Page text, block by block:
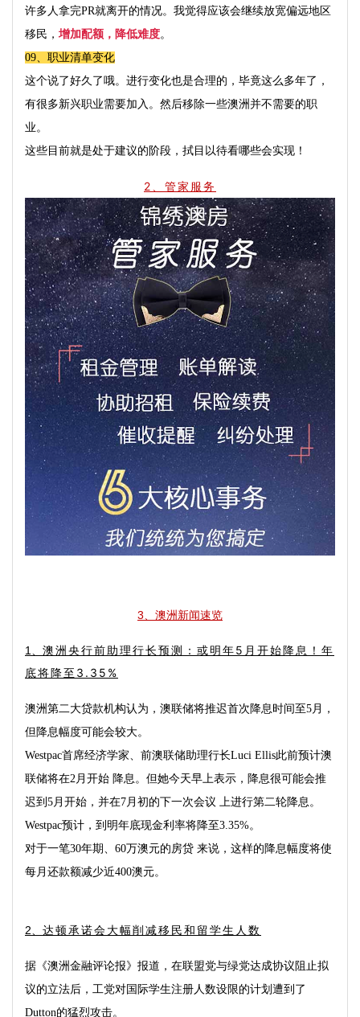
许多人拿完PR就离开的情况。我觉得应该会继续放宽偏远地区
移民， 增加配额，降低难度。
09、 职业清单变化
这个说了好久了哦。进行变化也是合理的，毕竟这么多年了，
有很多新兴职业需要加入。然后移除一些澳洲并不需要的职
业。
这些目前就是处于建议的阶段，拭目以待看哪些会实现！
2、管家服务
3、澳洲新闻速览
1、 澳洲央行前助理行长预测：或明年5月开始降息！年
底将降至3.35%
澳洲第二大贷款机构认为，澳联储将推迟首次降息时间至5月，
但降息幅度可能会较大。
Westpac首席经济学家、前澳联储助理行长Luci Ellis此前预计澳
联储将在2月开始 降息。但她今天早上表示，降息很可能会推
迟到 5月开始，并在7月初的下一次会议 上进行第二轮降息。
Westpac预计，到明年底现金利率将降至3.35%。
对于一笔30年期、 60万澳元的房贷 来说，这样的降息幅度将使
每月还款额减少近400澳元。
2、 达顿承诺会大幅削减移民和留学生人数
据《澳洲金融评论报》报道，在联盟党与绿党达成协议阻止拟
议的立法后，工党对国际学生注册人数设限的计划遭到了
Dutton的猛烈攻击。